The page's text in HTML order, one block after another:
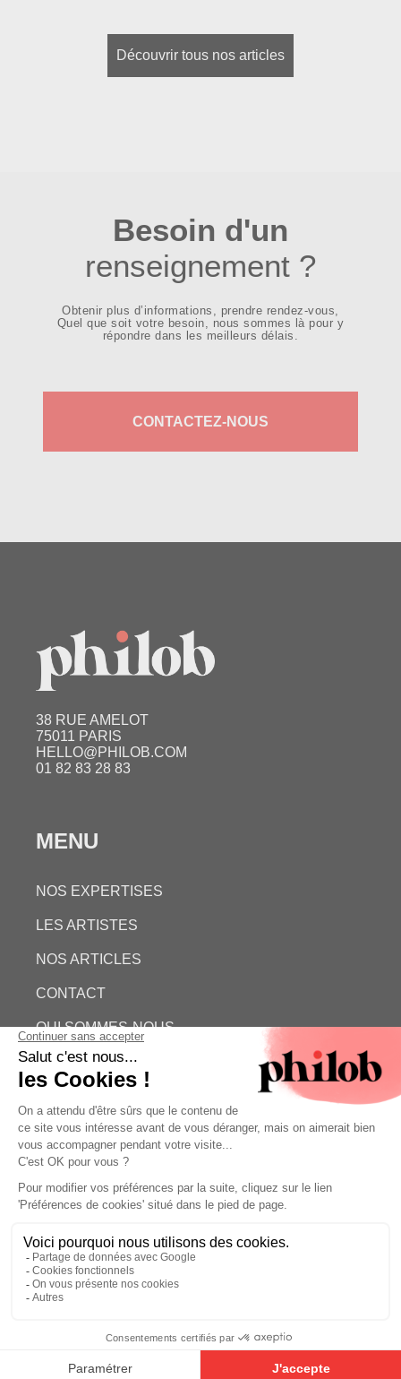
Estimation gratuite
Découvrir tous nos articles
Besoin d'un
renseignement ?
Obtenir plus d’informations, prendre rendez-vous,
Quel que soit votre besoin, nous sommes là pour y
répondre dans les meilleurs délais.
CONTACTEZ-NOUS
38 RUE AMELOT
75011 PARIS
HELLO@PHILOB.COM
01 82 83 28 83
MENU
NOS EXPERTISES
LES ARTISTES
NOS ARTICLES
CONTACT
QUI SOMMES-NOUS
ESTIMATION GRATUITE
PHILOB
MENTIONS LÉGALES